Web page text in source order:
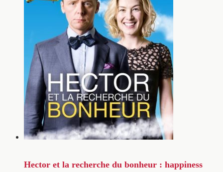
Hector et la recherche du bonheur : happiness